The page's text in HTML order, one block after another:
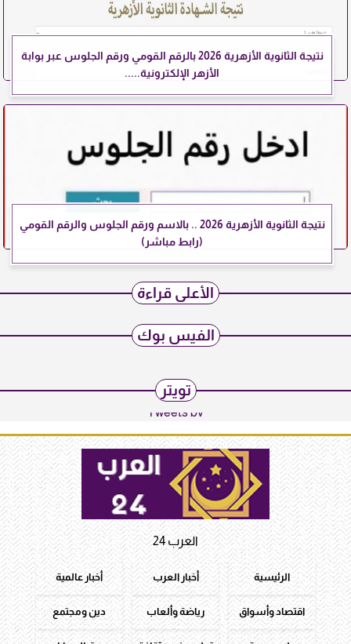
نتيجة الثانوية الأزهرية 2026 بالرقم القومي ورقم الجلوس عبر بوابة
الأزهر الإلكترونية.....
نتيجة الثانوية الأزهرية 2026 .. بالاسم ورقم الجلوس والرقم القومي
(رابط مباشر)
الأعلى قراءة
الفيس بوك
تويتر
Tweets by
العرب 24
الرئيسية أخبار العرب أخبار عالمية
اقتصاد وأسواق رياضة وألعاب دين ومجتمع